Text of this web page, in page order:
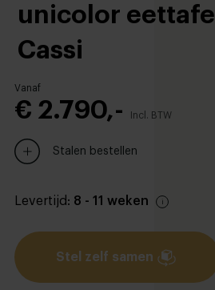
unicolor eettafel
Cassi
Vanaf
€ 2.790,- Incl. BTW
Stalen bestellen
Levertijd: 8 - 11 weken
Stel zelf samen